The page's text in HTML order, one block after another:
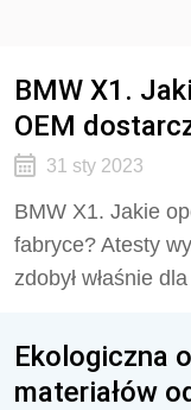
BMW X1.
OEM
31 sty 2023
BMW X1. Jakie
fabryce? Atesty
zdobył właśnie
Ekologiczna
materiałów